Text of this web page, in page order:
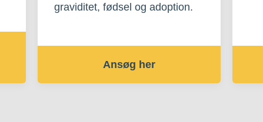
graviditet, fødsel og adoption.
Ansøg her